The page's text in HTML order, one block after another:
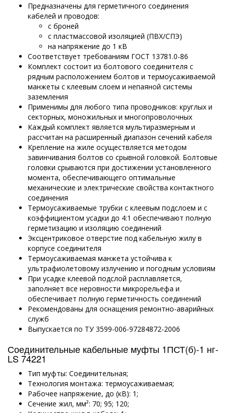
Предназначены для герметичного соединения
кабелей и проводов:
с броней
с пластмассовой изоляцией (ПВХ/СПЭ)
на напряжение до 1 кВ
Соответствует требованиям ГОСТ 13781.0-86
Комплект состоит из болтового соединителя с
рядным расположением болтов и термоусаживаемой
манжеты с клеевым слоем и непаяной системы
заземления
Применимы для любого типа проводников: круглых и
секторных, моножильных и многопроволочных
Каждый комплект является мультиразмерным и
рассчитан на расширенный диапазон сечений кабеля
Крепление на жиле осуществляется методом
завинчивания болтов со срывной головкой. Болтовые
головки срываются при достижении установленного
момента, обеспечивающего оптимальные
механические и электрические свойства контактного
соединения
Термоусаживаемые трубки с клеевым подслоем и с
коэффициентом усадки до 4:1 обеспечивают полную
герметизацию и изоляцию соединений
Эксцентриковое отверстие под кабельную жилу в
корпусе соединителя
Термоусаживаемая манжета устойчива к
ультрафиолетовому излучению и погодным условиям
При усадке клеевой подслой расплавляется,
заполняет все неровности микрорельефа и
обеспечивает полную герметичность соединений
Рекомендованы для оснащения ремонтно-аварийных
служб
Выпускается по ТУ 3599-006-97284872-2006
Соединительные кабельные муфты 1ПСТ(б)-1 нг-
LS 74221
Тип муфты: Соединительная;
Технология монтажа: термоусаживаемая;
Рабочее напряжение, до (кВ): 1;
Сечение жил, мм²: 70; 95; 120;